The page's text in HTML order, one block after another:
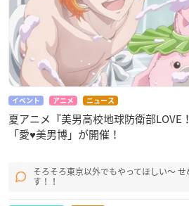
イベント アニメ ニュース
夏アニメ『美男高校地球防衛部LOVE
「愛♥美男博」が開催！
そろそろ東京以外でもやってほしい〜
す！！